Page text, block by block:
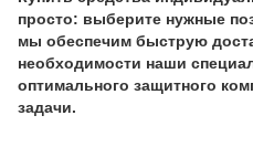
просто: выберите нужные
мы обеспечим быструю
необходимости наши
оптимального защитного
задачи.